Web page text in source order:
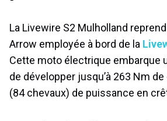
La Livewire S2 Mulholland
Arrow employée à bord de la
Cette moto électrique embarque
de développer jusqu’à 263 Nm
(84 chevaux) de puissance en